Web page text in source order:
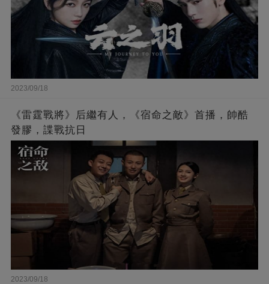
2023/09/18
《雷霆戰將》后繼有人，《宿命之敵》首播，帥酷
發膠，諜戰抗日
2023/09/18